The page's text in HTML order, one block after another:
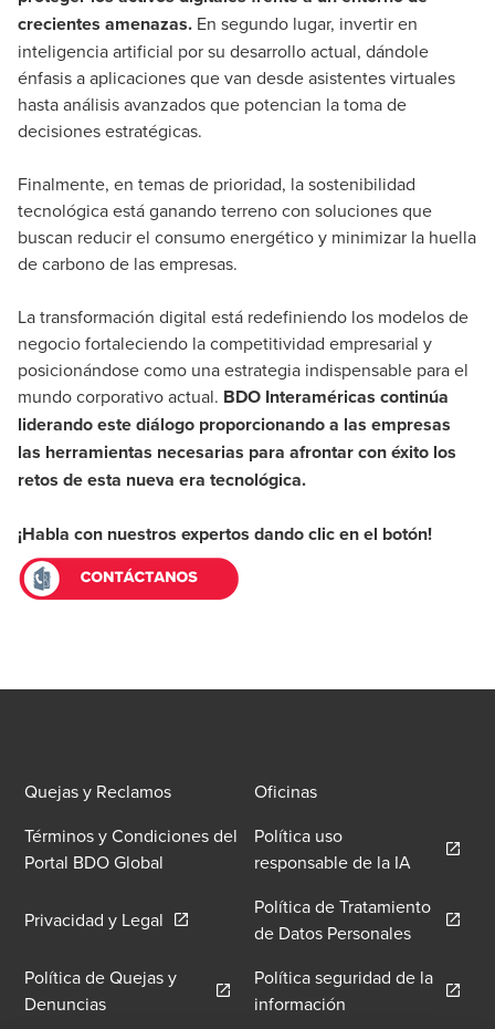
crecientes amenazas. En segundo lugar, invertir en
inteligencia artificial por su desarrollo actual, dándole
énfasis a aplicaciones que van desde asistentes virtuales
hasta análisis avanzados que potencian la toma de
decisiones estratégicas.
Finalmente, en temas de prioridad, la sostenibilidad
tecnológica está ganando terreno con soluciones que
buscan reducir el consumo energético y minimizar la huella
de carbono de las empresas.
La transformación digital está redefiniendo los modelos de
negocio fortaleciendo la competitividad empresarial y
posicionándose como una estrategia indispensable para el
mundo corporativo actual. BDO Interaméricas continúa
liderando este diálogo proporcionando a las empresas
las herramientas necesarias para afrontar con éxito los
retos de esta nueva era tecnológica.
¡Habla con nuestros expertos dando clic en el botón!
Quejas y Reclamos
Oficinas
Términos y Condiciones del
Portal BDO Global
Política uso
responsable de la IA Opens in
Privacidad y Legal Opens in a new window/tab
Política de Tratamiento
de Datos PersonalesOpens in
Política de Quejas y
DenunciasOpens in a new window/tab
Política seguridad de la
información Opens in a new